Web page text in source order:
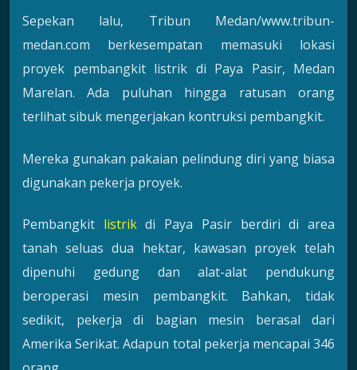
Sepekan lalu, Tribun Medan/www.tribun-
medan.com berkesempatan memasuki lokasi
proyek pembangkit listrik di Paya Pasir, Medan
Marelan. Ada puluhan hingga ratusan orang
terlihat sibuk mengerjakan kontruksi pembangkit.
Mereka gunakan pakaian pelindung diri yang biasa
digunakan pekerja proyek.
Pembangkit listrikdi Paya Pasir berdiri di area
tanah seluas dua hektar, kawasan proyek telah
dipenuhi gedung dan alat-alat pendukung
beroperasi mesin pembangkit. Bahkan, tidak
sedikit, pekerja di bagian mesin berasal dari
Amerika Serikat. Adapun total pekerja mencapai 346